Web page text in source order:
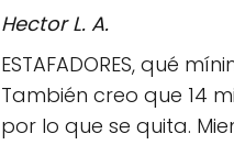
Hector L. A.
ESTAFADORES, qué
También creo que 14
por lo que se quita.